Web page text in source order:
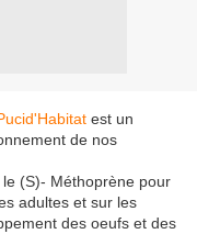
est un
de nos
(S)- Méthoprène pour
adultes et sur les
des oeufs et des